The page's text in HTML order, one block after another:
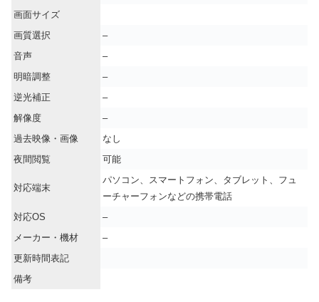
画面サイズ
画質選択
–
音声
–
明暗調整
–
逆光補正
–
解像度
–
過去映像・画像
なし
夜間閲覧
可能
対応端末
パソコン、スマートフォン、タブレット、フュ
ーチャーフォンなどの携帯電話
対応OS
–
メーカー・機材
–
更新時間表記
備考